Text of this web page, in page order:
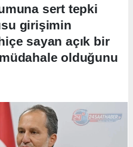
sert tepki
girişimin
sayan açık bir
olduğunu